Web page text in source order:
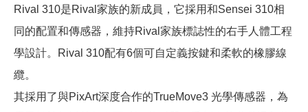
Rival 310是Rival家族的新成員，它採用和Sensei 310相
同的配置和傳感器，維持Rival家族標誌性的右手人體工程
學設計。Rival 310配有6個可自定義按鍵和柔軟的橡膠線
纜。
其採用了與PixArt深度合作的TrueMove3 光學傳感器，為